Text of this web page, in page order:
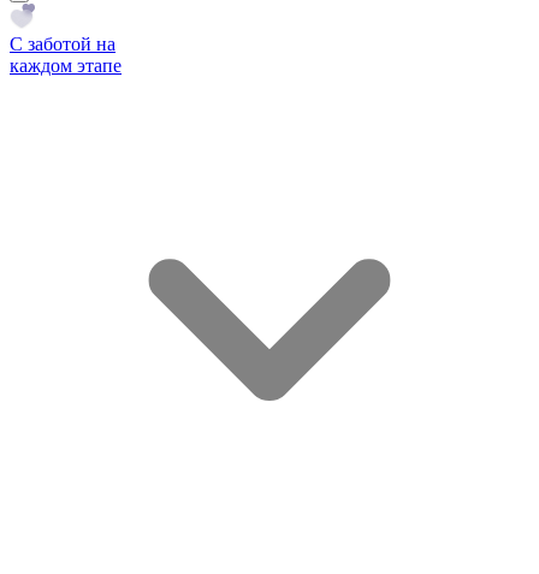
С заботой на
каждом этапе